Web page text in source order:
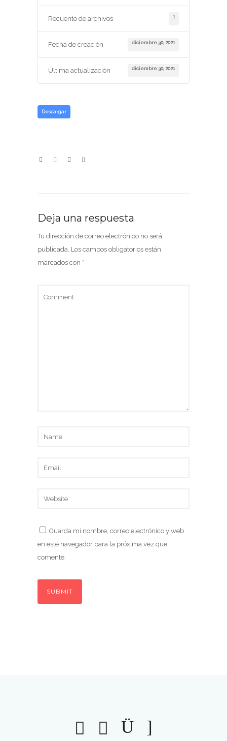
Recuento de archivos 1
Fecha de creación diciembre 30, 2021
Última actualización diciembre 30, 2021
Descargar
Deja una respuesta
Tu dirección de correo electrónico no será
publicada. Los campos obligatorios están
marcados con *
Guarda mi nombre, correo electrónico y web
en este navegador para la próxima vez que
comente.